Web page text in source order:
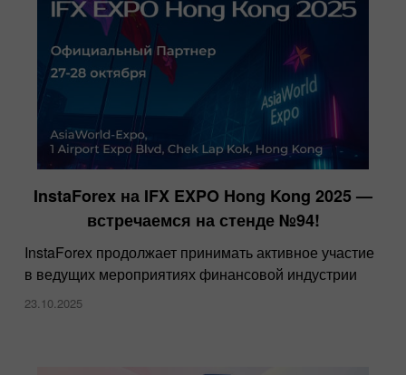
InstaForex на IFX EXPO Hong Kong 2025 —
встречаемся на стенде №94!
InstaForex продолжает принимать активное участие
в ведущих мероприятиях финансовой индустрии
23.10.2025